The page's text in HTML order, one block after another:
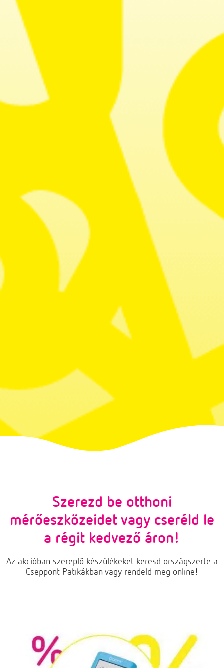
Szerezd be otthoni
mérőeszközeidet vagy cseréld le
a régit kedvező áron!
Az akcióban szereplő készülékeket keresd országszerte a
Cseppont Patikákban vagy rendeld meg online!